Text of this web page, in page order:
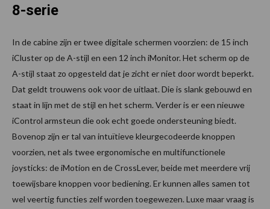
8-serie
In de cabine zijn er twee digitale schermen voorzien: de 15 inch
iCluster op de A-stijl en een 12 inch iMonitor. Het scherm op de
A-stijl staat zo opgesteld dat je zicht er niet door wordt beperkt.
Dat geldt trouwens ook voor de uitlaat. Die is slank gebouwd en
staat in lijn met de stijl en het scherm. Verder is er een nieuwe
iControl armsteun die ook echt goede ondersteuning biedt.
Bovenop zijn er tal van intuïtieve kleurgecodeerde knoppen
voorzien, net als twee ergonomische en multifunctionele
joysticks: de iMotion en de CrossLever, beide met meerdere vrij
toewijsbare knoppen voor bediening. Er kunnen alles samen tot
wel veertig functies zelf worden toegewezen. Luxe maar vraag is